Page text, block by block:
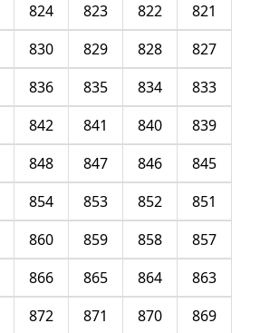
821
822
823
824
827
828
829
830
833
834
835
836
839
840
841
842
845
846
847
848
851
852
853
854
857
858
859
860
863
864
865
866
869
870
871
872